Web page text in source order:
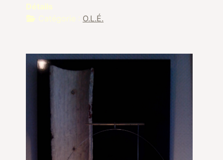
Détails
Catégorie : O.L.É.